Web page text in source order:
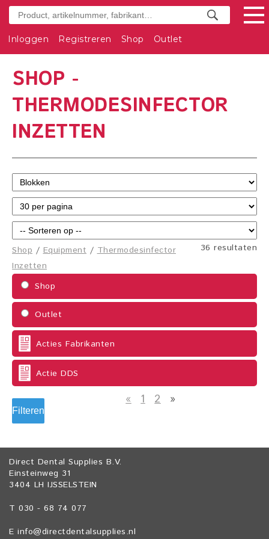
Inloggen Registreren Shop Outlet
SHOP -
THERMODESINFECTOR
INZETTEN
36 resultaten
Shop /Equipment /Thermodesinfector
Inzetten
Shop
Outlet
Acties Fabrikanten
Actie DDS
Filteren
« 1 2 »
Direct Dental Supplies B.V.
Einsteinweg 31
3404 LH IJSSELSTEIN
T 030 - 68 74 077
E info@directdentalsupplies.nl